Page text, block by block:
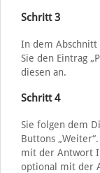
Schritt 3
In dem Abschnitt
Sie den Eintrag
diesen an.
Schritt 4
Sie folgen dem
Buttons
mit der Antwort
optional mit der